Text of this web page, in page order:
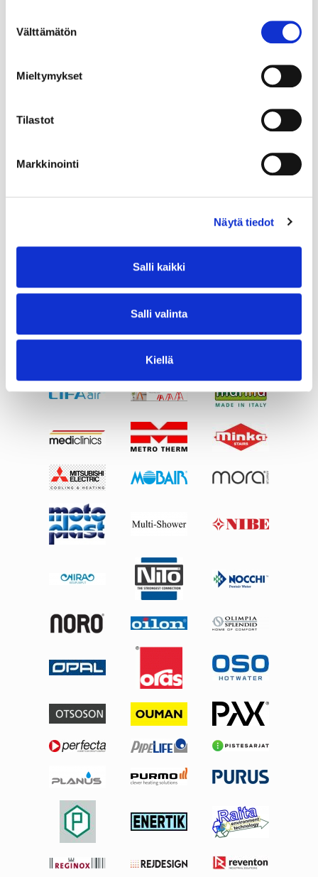
valinta
Välttämätön
Mieltymykset
Tilastot
Markkinointi
Näytä tiedot
Salli kaikki
Salli valinta
Kiellä